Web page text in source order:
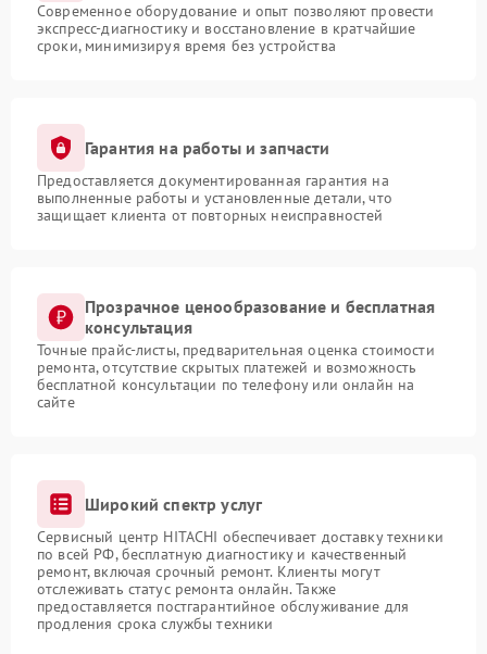
Современное оборудование и опыт позволяют провести
экспресс-диагностику и восстановление в кратчайшие
сроки, минимизируя время без устройства
Гарантия на работы и запчасти
Предоставляется документированная гарантия на
выполненные работы и установленные детали, что
защищает клиента от повторных неисправностей
Прозрачное ценообразование и бесплатная
консультация
Точные прайс-листы, предварительная оценка стоимости
ремонта, отсутствие скрытых платежей и возможность
бесплатной консультации по телефону или онлайн на
сайте
Широкий спектр услуг
Сервисный центр HITACHI обеспечивает доставку техники
по всей РФ, бесплатную диагностику и качественный
ремонт, включая срочный ремонт. Клиенты могут
отслеживать статус ремонта онлайн. Также
предоставляется постгарантийное обслуживание для
продления срока службы техники